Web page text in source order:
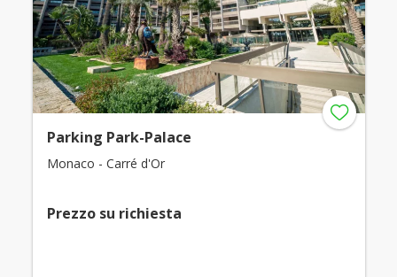
Parking Park-Palace
Monaco - Carré d'Or
Prezzo su richiesta